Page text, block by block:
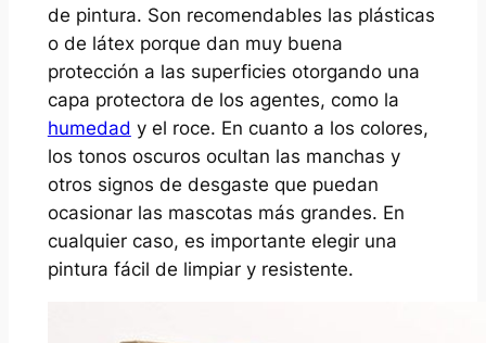
de pintura. Son recomendables las plásticas
o de látex porque dan muy buena
protección a las superficies otorgando una
capa protectora de los agentes, como la
humedad y el roce. En cuanto a los colores,
los tonos oscuros ocultan las manchas y
otros signos de desgaste que puedan
ocasionar las mascotas más grandes. En
cualquier caso, es importante elegir una
pintura fácil de limpiar y resistente.